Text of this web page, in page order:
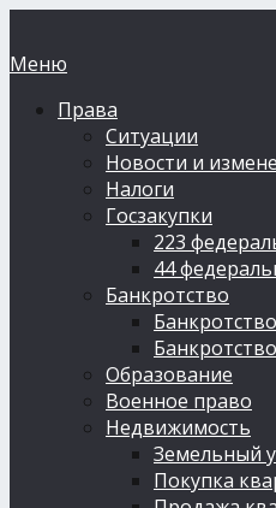
Меню
Права
Ситуации
Новости и
Налоги
Госзакупки
223
44
Банкротство
Образование
Военное право
Недвижимость
Земельный
Покупка